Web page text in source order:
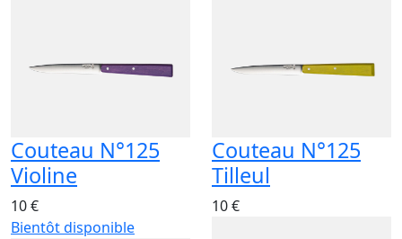
Couteau N°125
Violine
10 €
Couteau N°125
Tilleul
10 €
Bientôt disponible